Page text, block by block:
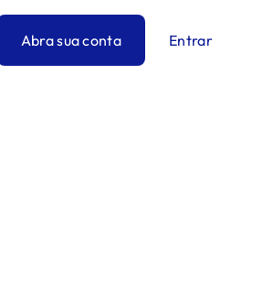
Abra sua conta Entrar